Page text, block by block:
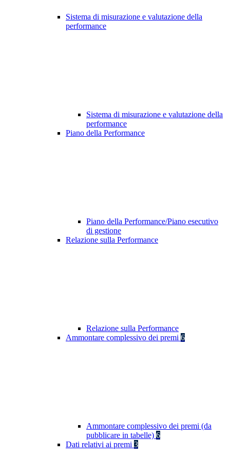
Sistema di misurazione e valutazione della
performance
Sistema di misurazione e valutazione della
performance
Piano della Performance
Piano della Performance/Piano esecutivo
di gestione
Relazione sulla Performance
Relazione sulla Performance
Ammontare complessivo dei premi 6
Ammontare complessivo dei premi (da
pubblicare in tabelle) 6
Dati relativi ai premi 3